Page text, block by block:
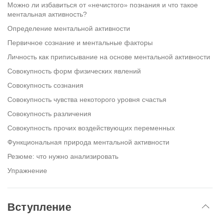
Можно ли избавиться от «нечистого» познания и что такое
ментальная активность?
Определение ментальной активности
Первичное сознание и ментальные факторы
Личность как приписывание на основе ментальной активности
Совокупность форм физических явлений
Совокупность сознания
Совокупность чувства некоторого уровня счастья
Совокупность различения
Совокупность прочих воздействующих переменных
Функциональная природа ментальной активности
Резюме: что нужно анализировать
Упражнение
Вступление